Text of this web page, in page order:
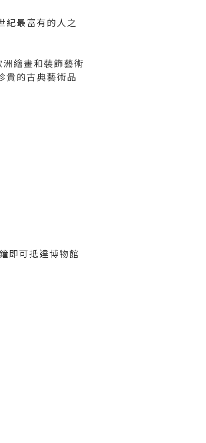
最富有的人之
繪畫和裝飾藝術
貴的古典藝術品
即可抵達博物館